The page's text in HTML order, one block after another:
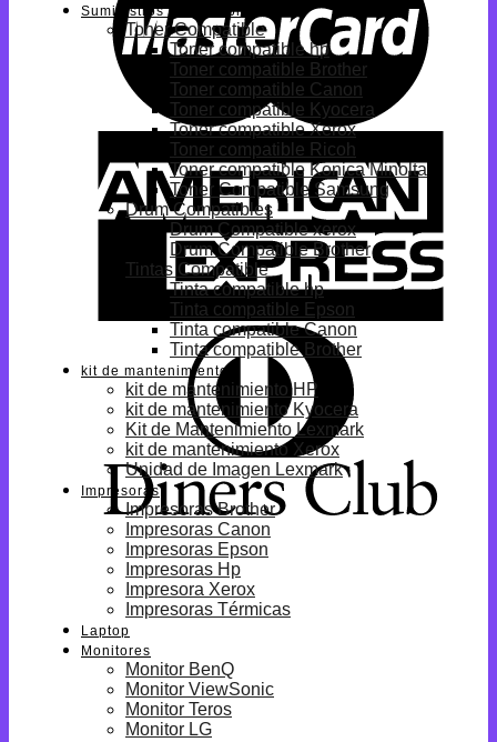
Suministros Compatibles
Toner Compatible
Toner compatible hp
Toner compatible Brother
Toner compatible Canon
Toner compatible Kyocera
Toner compatible Xerox
Toner compatible Ricoh
Toner compatible Konica Minolta
Toner Compatible Samsung
Drum Compatibles
Drum Compatible xerox
Drum Compatible Brother
Tintas Compatible
Tinta compatible hp
Tinta compatible Epson
Tinta compatible Canon
Tinta compatible Brother
kit de mantenimiento
kit de mantenimiento HP
kit de mantenimiento Kyocera
Kit de Mantenimiento Lexmark
kit de mantenimiento Xerox
Unidad de Imagen Lexmark
Impresoras
Impresoras Brother
Impresoras Canon
Impresoras Epson
Impresoras Hp
Impresora Xerox
Impresoras Térmicas
Laptop
Monitores
Monitor BenQ
Monitor ViewSonic
Monitor Teros
Monitor LG